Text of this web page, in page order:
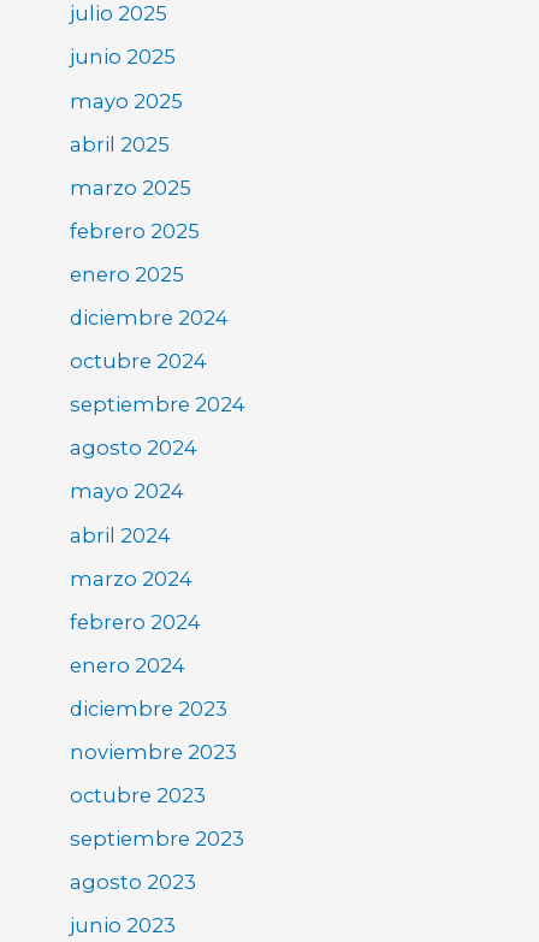
julio 2025
junio 2025
mayo 2025
abril 2025
marzo 2025
febrero 2025
enero 2025
diciembre 2024
octubre 2024
septiembre 2024
agosto 2024
mayo 2024
abril 2024
marzo 2024
febrero 2024
enero 2024
diciembre 2023
noviembre 2023
octubre 2023
septiembre 2023
agosto 2023
junio 2023